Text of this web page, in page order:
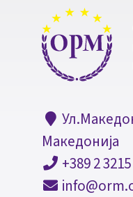
Македонија
+389 2